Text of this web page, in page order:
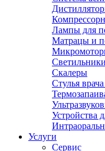
Лампы для
Матрацы и
Скалеры
Стулья
Устройства
Услуги
Сервис